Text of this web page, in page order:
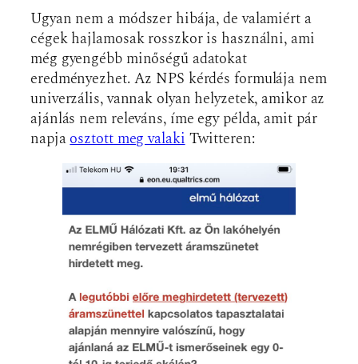
Ugyan nem a módszer hibája, de valamiért a
cégek hajlamosak rosszkor is használni, ami
még gyengébb minőségű adatokat
eredményezhet. Az NPS kérdés formulája nem
univerzális, vannak olyan helyzetek, amikor az
ajánlás nem releváns, íme egy példa, amit pár
napjaosztott meg valakiTwitteren: